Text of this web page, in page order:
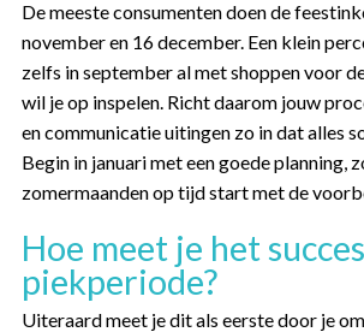
De meeste consumenten doen de
november en 16 december. Een klein
zelfs in september al met shoppen voor
wil je op inspelen. Richt daarom jouw
en communicatie uitingen zo in dat alles
Begin in januari met een goede planning,
zomermaanden op tijd start met de
Hoe meet je het
piekperiode?
Uiteraard meet je dit als eerste door je